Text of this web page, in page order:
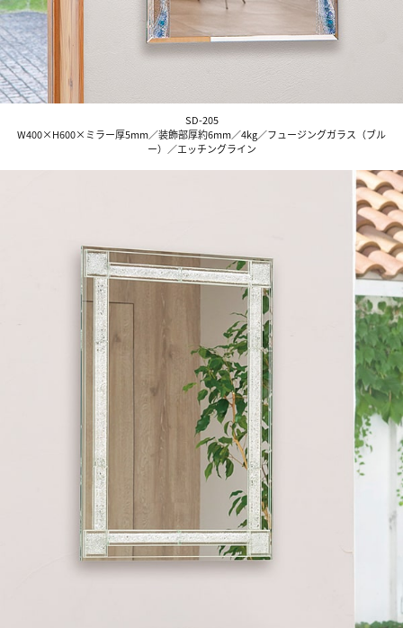
SD-205
W400×H600×ミラー厚5mm／装飾部厚約6mm／4kg／フュージングガラス（ブル
ー）／エッチングライン